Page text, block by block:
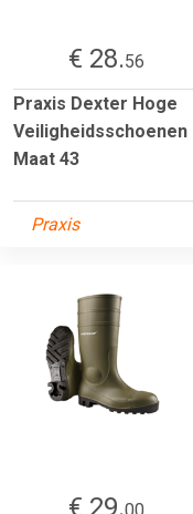
€ 28.56
Praxis Dexter Hoge
Veiligheidsschoenen
Maat 43
Praxis
€ 29.